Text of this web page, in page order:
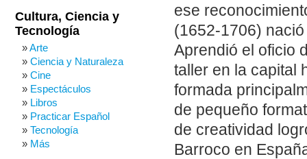
ese
(1652-1706)
Aprendió el oficio
taller en la capital
formada
de pequeño
de creatividad
Barroco en
Cultura, Ciencia y
Tecnología
Arte
Ciencia y Naturaleza
Cine
Espectáculos
Libros
Practicar Español
Tecnología
Más